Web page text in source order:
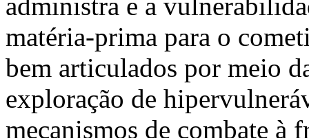
administra e a
matéria-prima para o
bem articulados por meio
exploração de
mecanismos de combate à